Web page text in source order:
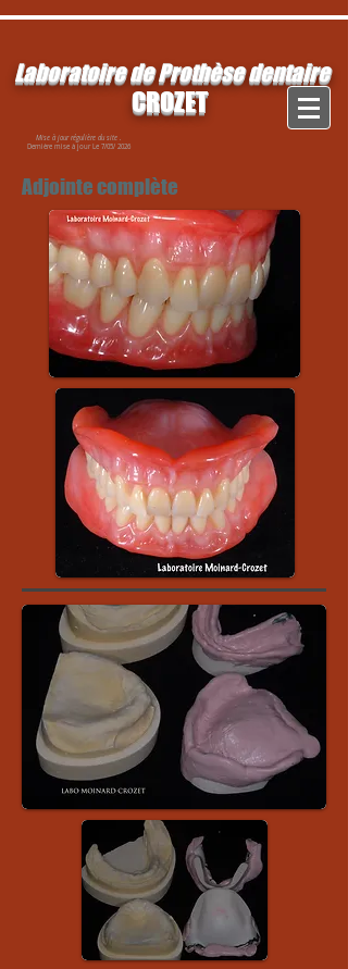
Laboratoire de Prothèse dentaire
CROZET
Mise à jour régulière du site .
Dernière mise à jourLe 7/05/ 2026
Adjointe complète